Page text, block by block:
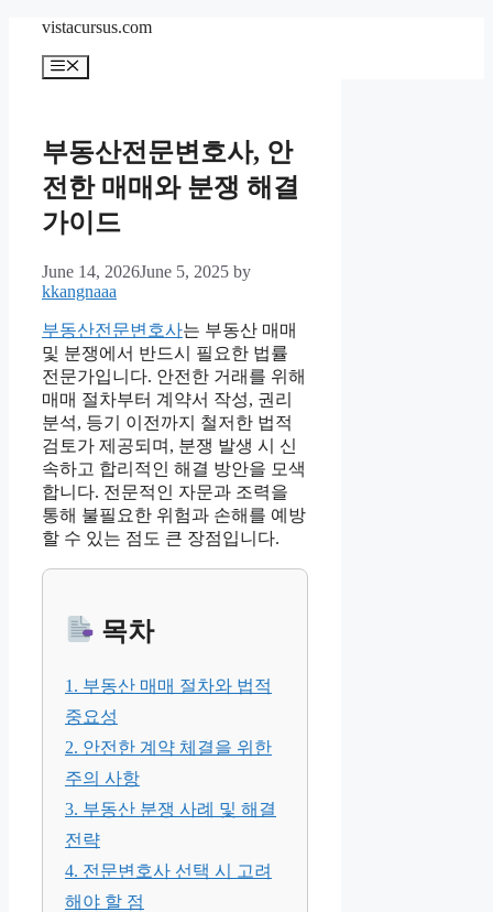
content
vistacursus.com
Menu
부동산전문변호사, 안
전한 매매와 분쟁 해결
가이드
June 14, 2026June 5, 2025 by
kkangnaaa
부동산전문변호사는 부동산 매매
및 분쟁에서 반드시 필요한 법률
전문가입니다. 안전한 거래를 위해
매매 절차부터 계약서 작성, 권리
분석, 등기 이전까지 철저한 법적
검토가 제공되며, 분쟁 발생 시 신
속하고 합리적인 해결 방안을 모색
합니다. 전문적인 자문과 조력을
통해 불필요한 위험과 손해를 예방
할 수 있는 점도 큰 장점입니다.
목차
1. 부동산 매매 절차와 법적
중요성
2. 안전한 계약 체결을 위한
주의 사항
3. 부동산 분쟁 사례 및 해결
전략
4. 전문변호사 선택 시 고려
해야 할 점